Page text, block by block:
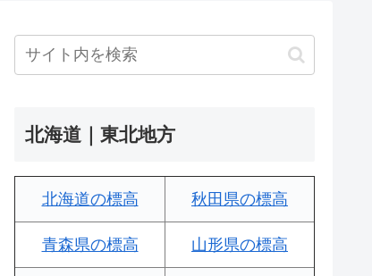
北海道｜東北地方
北海道の標高 秋田県の標高
青森県の標高 山形県の標高